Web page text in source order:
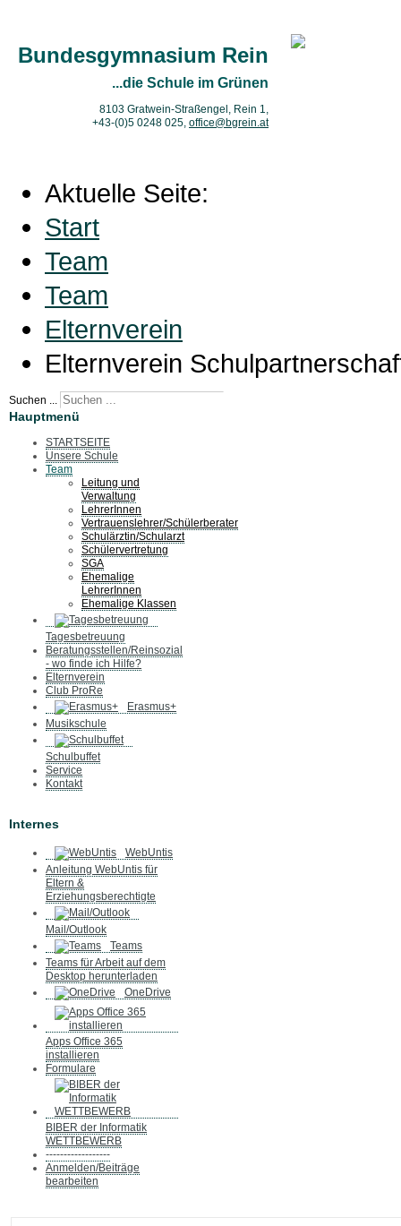
Bundesgymnasium Rein
...die Schule im Grünen
8103 Gratwein-Straßengel, Rein 1,
+43-(0)5 0248 025, office@bgrein.at
Aktuelle Seite:
Start
Team
Team
Elternverein
Elternverein
Suchen ...
Hauptmenü
STARTSEITE
Unsere Schule
Team
Leitung und
Verwaltung
LehrerInnen
Vertrauenslehrer/Schülerberater
Schulärztin/Schularzt
Schülervertretung
SGA
Ehemalige
LehrerInnen
Ehemalige Klassen
Tagesbetreuung
Beratungsstellen/Reinsozial
- wo finde ich Hilfe?
Elternverein
Club ProRe
Erasmus+
Musikschule
Schulbuffet
Service
Kontakt
Internes
WebUntis
Anleitung WebUntis für
Eltern &
Erziehungsberechtigte
Mail/Outlook
Teams
Teams für Arbeit auf dem
Desktop herunterladen
OneDrive
Apps Office 365
installieren
Formulare
BIBER der Informatik
WETTBEWERB
------------------
Anmelden/Beiträge
bearbeiten